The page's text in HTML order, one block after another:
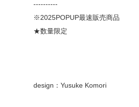
----------
※2025POPUP最速販売商品
★数量限定
design：Yusuke Komori